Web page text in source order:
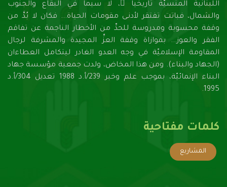
اللبنانية المنسيّة تاريخيا ً، لا سيما في البقاع والجنوب
والشمال، فباتت تفتقر لأدنـى مقومات الحياة... فكان لا بُدَّ من
وقفة محسوبة ومدروسة للحدِّ من الأخطار الناجمة عن تفاقم
الفقر والعوز... بموازاة وقفة العزِّ المجيدة والمشرفة لرجال
المقاومة الإسلاميّة في وجه العدو الغادر ليتكامل العطاءان
(الجهاد والبناء). ومن هذا المخاض، ولدت جمعية مؤسسة جهاد
البناء الإنمائيّة، بموجب علم وخبر 239/أ.د 1988 تعديل 304/أ.د
1995.
كلمات مفتاحية
المشاريع